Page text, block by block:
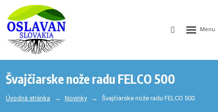
Švajčiarske nože radu FELCO 500
Úvodná stránka Novinky Švajčiarske nože radu FELCO 500